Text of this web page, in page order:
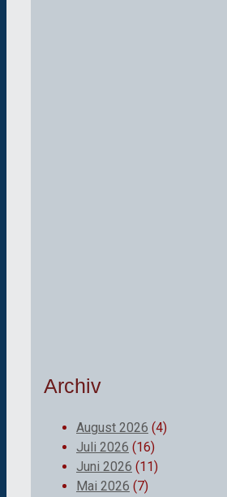
Archiv
August 2026 (4)
Juli 2026 (16)
Juni 2026 (11)
Mai 2026 (7)